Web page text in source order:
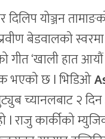
दिलिप योञ्जन
बेडवालको
गीत ‘खाली हात आयौं
भएको छ l भिडिओ
च्यानलबाट २
l राजु कार्कीको